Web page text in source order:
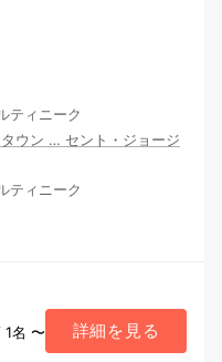
ティニーク
ウン … セント・ジョージ
ティニーク
1名 〜 詳細を見る